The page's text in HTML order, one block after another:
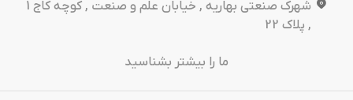
شهرک صنعتی بهاریه , خیابان علم و صنعت , کوچه کاج 1
, پلاک 22
ما را بیشتر بشناسید